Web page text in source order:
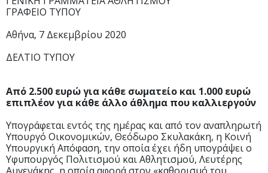
ΓΡΑΦΕΙΟ ΤΥΠΟΥ
Αθήνα, 7 Δεκεμβρίου 2020
ΔΕΛΤΙΟ ΤΥΠΟΥ
Από 2.500 ευρώ για κάθε σωματείο και 1.000 ευρώ
επιπλέον για κάθε άλλο άθλημα που καλλιεργούν
Υπογράφεται εντός της ημέρας και από τον αναπληρωτή
Υπουργό Οικονομικών, Θεόδωρο Σκυλακάκη, η Κοινή
Υπουργική Απόφαση, την οποία έχει ήδη υπογράψει ο
Υφυπουργός Πολιτισμού και Αθλητισμού, Λευτέρης